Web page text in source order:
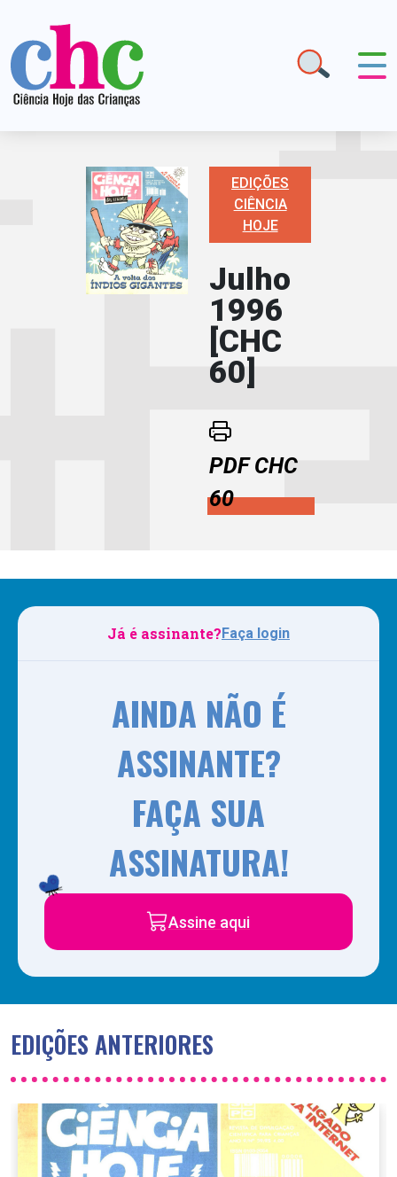
EDIÇÕES
CIÊNCIA
HOJE
Julho
1996
[CHC
60]
PDF CHC
60
Já é assinante?Faça login
AINDA NÃO É
ASSINANTE?
FAÇA SUA
ASSINATURA!
Assine aqui
EDIÇÕES ANTERIORES